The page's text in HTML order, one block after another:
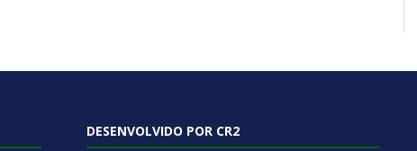
DESENVOLVIDO POR CR2